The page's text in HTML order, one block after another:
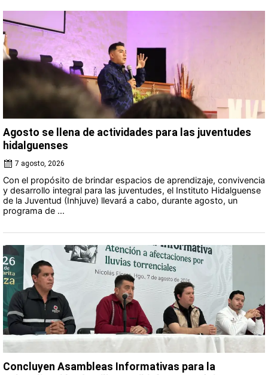
Agosto se llena de actividades para las juventudes
hidalguenses
7 agosto, 2026
Con el propósito de brindar espacios de aprendizaje, convivencia
y desarrollo integral para las juventudes, el Instituto Hidalguense
de la Juventud (Inhjuve) llevará a cabo, durante agosto, un
programa de ...
Concluyen Asambleas Informativas para la